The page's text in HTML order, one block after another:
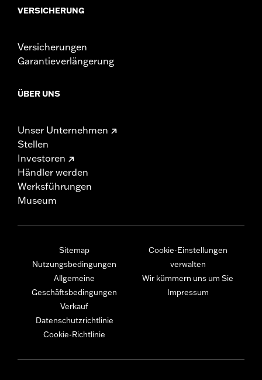
VERSICHERUNG
Versicherungen
Garantieverlängerung
ÜBER UNS
Unser Unternehmen
Stellen
Investoren
Händler werden
Werksführungen
Museum
Sitemap
Nutzungsbedingungen
Allgemeine
Geschäftsbedingungen
Verkauf
Datenschutzrichtlinie
Cookie-Richtlinie
Cookie-Einstellungen
verwalten
Wir kümmern uns um Sie
Impressum